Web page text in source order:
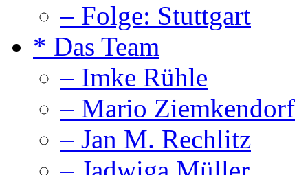
– Folge: Stuttgart
* Das Team
– Imke Rühle
– Mario Ziemkendorf
– Jan M. Rechlitz